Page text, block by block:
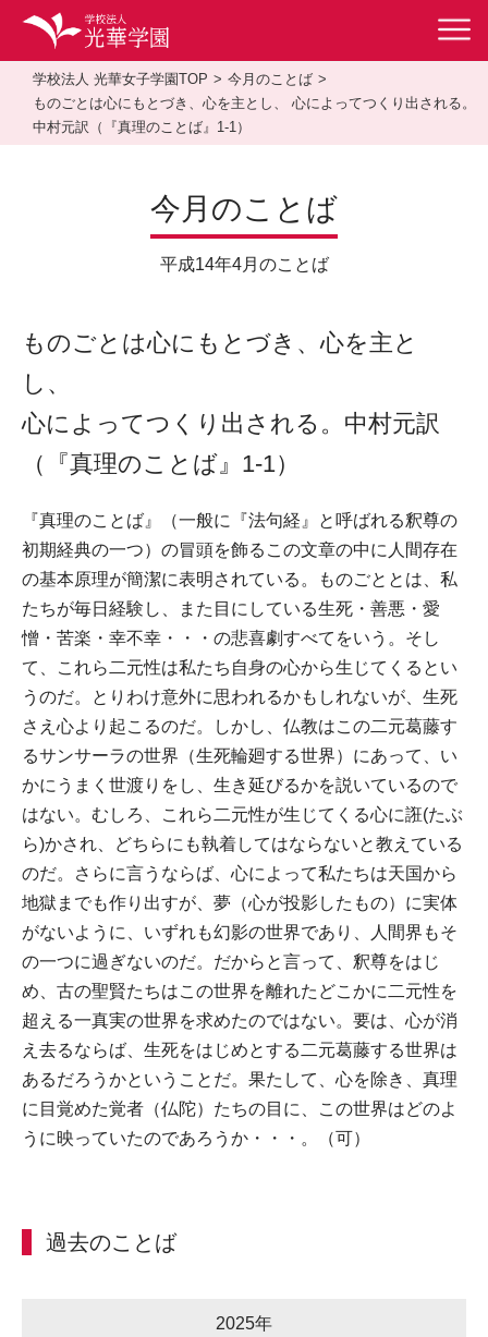
学校法人 光華女子学園TOP
今月のことば
ものごとは心にもとづき、心を主とし、 心によってつくり出される。
中村元訳（『真理のことば』1-1）
今月のことば
平成14年4月のことば
ものごとは心にもとづき、心を主と
し、
心によってつくり出される。中村元訳
（『真理のことば』1-1）
『真理のことば』（一般に『法句経』と呼ばれる釈尊の
初期経典の一つ）の冒頭を飾るこの文章の中に人間存在
の基本原理が簡潔に表明されている。ものごととは、私
たちが毎日経験し、また目にしている生死・善悪・愛
憎・苦楽・幸不幸・・・の悲喜劇すべてをいう。そし
て、これら二元性は私たち自身の心から生じてくるとい
うのだ。とりわけ意外に思われるかもしれないが、生死
さえ心より起こるのだ。しかし、仏教はこの二元葛藤す
るサンサーラの世界（生死輪廻する世界）にあって、い
かにうまく世渡りをし、生き延びるかを説いているので
はない。むしろ、これら二元性が生じてくる心に誑(たぶ
ら)かされ、どちらにも執着してはならないと教えている
のだ。さらに言うならば、心によって私たちは天国から
地獄までも作り出すが、夢（心が投影したもの）に実体
がないように、いずれも幻影の世界であり、人間界もそ
の一つに過ぎないのだ。だからと言って、釈尊をはじ
め、古の聖賢たちはこの世界を離れたどこかに二元性を
超える一真実の世界を求めたのではない。要は、心が消
え去るならば、生死をはじめとする二元葛藤する世界は
あるだろうかということだ。果たして、心を除き、真理
に目覚めた覚者（仏陀）たちの目に、この世界はどのよ
うに映っていたのであろうか・・・。（可）
過去のことば
2025年